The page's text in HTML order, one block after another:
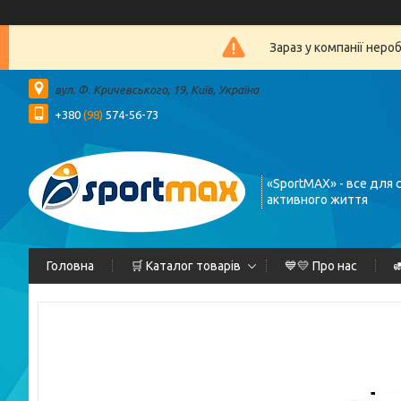
Зараз у компанії
вул. Ф. Кричевського, 19, Київ, Україна
+380 (98) 574-56-73
«SportMAX» - все для
активного життя
Головна 🛒 Каталог товарів 💙💛 Про нас